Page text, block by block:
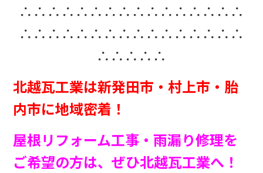
∴∴∴∴∴∴∴∴∴∴∴∴∴∴∴∴
∴∴∴∴∴∴∴∴∴∴∴∴∴∴∴∴
∴∴∴∴∴
北越瓦工業は新発田市・村上市・胎
内市に地域密着！
屋根リフォーム工事・雨漏り修理を
ご希望の方は、ぜひ北越瓦工業へ！